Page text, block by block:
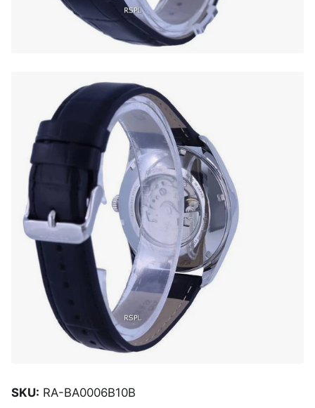
SKU: RA-BA0006B10B